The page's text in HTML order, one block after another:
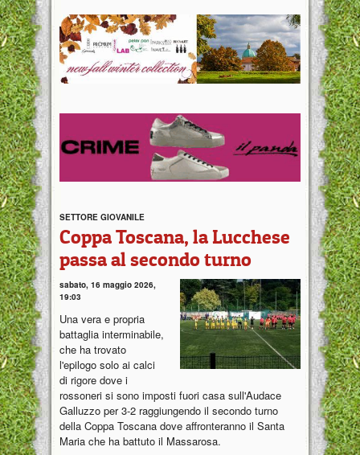
SETTORE GIOVANILE
Coppa Toscana, la Lucchese
passa al secondo turno
sabato, 16 maggio 2026,
19:03
Una vera e propria
battaglia interminabile,
che ha trovato
l'epilogo solo ai calci
di rigore dove i
rossoneri si sono imposti fuori casa sull'Audace
Galluzzo per 3-2 raggiungendo il secondo turno
della Coppa Toscana dove affronteranno il Santa
Maria che ha battuto il Massarosa.